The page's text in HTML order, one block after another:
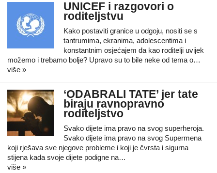
UNICEF i razgovori o
roditeljstvu
Kako postaviti granice u odgoju, nositi se s
tantrumima, ekranima, adolescentima i
konstantnim osjećajem da kao roditelji uvijek
možemo i trebamo bolje? Upravo su to bile neke od tema o…
više »
‘ODABRALI TATE’ jer tate
biraju ravnopravno
roditeljstvo
Svako dijete ima pravo na svog superheroja.
Svako dijete ima pravo na svog Supermena
koji rješava sve njegove probleme i koji je čvrsta i sigurna
stijena kada svoje dijete podigne na…
više »